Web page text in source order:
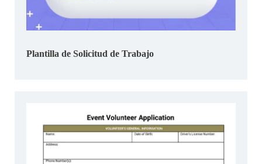
Plantilla de Solicitud de Trabajo